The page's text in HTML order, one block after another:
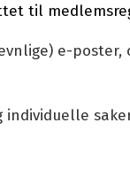
til
e-
individuelle